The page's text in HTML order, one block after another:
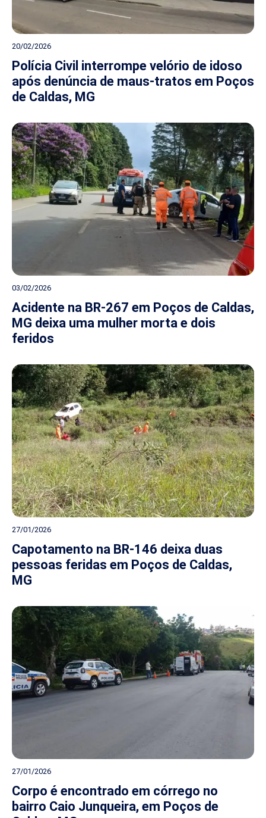
20/02/2026
Polícia Civil interrompe velório de idoso
após denúncia de maus-tratos em Poços
de Caldas, MG
03/02/2026
Acidente na BR-267 em Poços de Caldas,
MG deixa uma mulher morta e dois
feridos
27/01/2026
Capotamento na BR-146 deixa duas
pessoas feridas em Poços de Caldas,
MG
27/01/2026
Corpo é encontrado em córrego no
bairro Caio Junqueira, em Poços de